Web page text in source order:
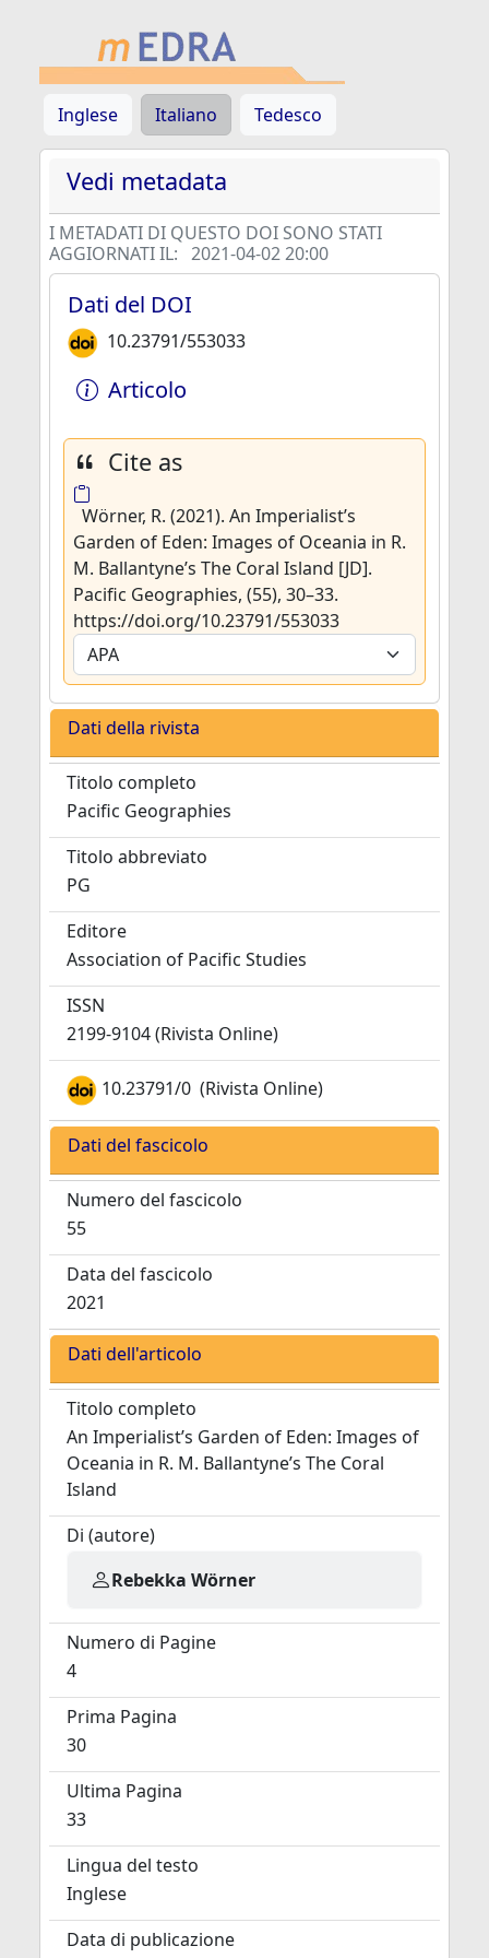
Inglese Italiano Tedesco
Vedi metadata
I METADATI DI QUESTO DOI SONO STATI
AGGIORNATI IL: 2021-04-02 20:00
Dati del DOI
10.23791/553033
Articolo
Cite as
Wörner, R. (2021). An Imperialist’s
Garden of Eden: Images of Oceania in R.
M. Ballantyne’s The Coral Island [JD].
Pacific Geographies, (55), 30–33.
https://doi.org/10.23791/553033
Dati della rivista
Titolo completo
Pacific Geographies
Titolo abbreviato
PG
Editore
Association of Pacific Studies
ISSN
2199-9104 (Rivista Online)
10.23791/0 (Rivista Online)
Dati del fascicolo
Numero del fascicolo
55
Data del fascicolo
2021
Dati dell'articolo
Titolo completo
An Imperialist’s Garden of Eden: Images of
Oceania in R. M. Ballantyne’s The Coral
Island
Di (autore)
Rebekka Wörner
Numero di Pagine
4
Prima Pagina
30
Ultima Pagina
33
Lingua del testo
Inglese
Data di publicazione